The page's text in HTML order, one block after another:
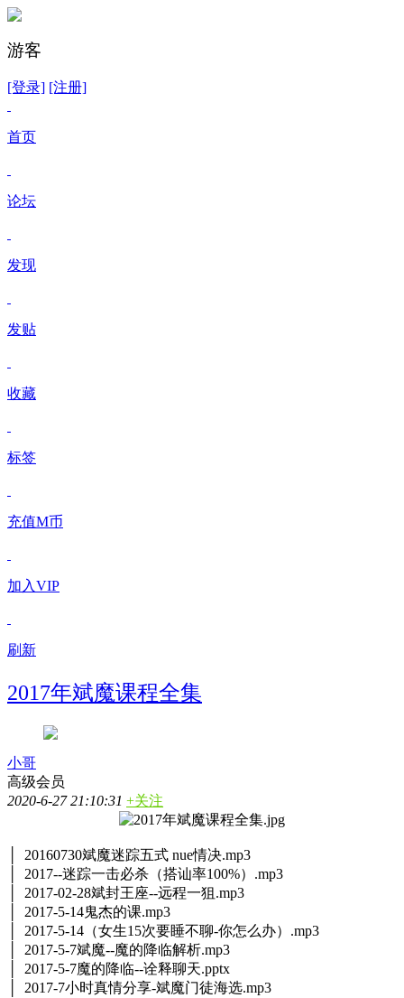
游客
[登录] [注册]
首页
论坛
发现
发贴
收藏
标签
充值M币
加入VIP
刷新
2017年斌魔课程全集
小哥
高级会员
2020-6-27 21:10:31 +关注
│ 20160730斌魔迷踪五式 nue情决.mp3
│ 2017--迷踪一击必杀（搭讪率100%）.mp3
│ 2017-02-28斌封王座--远程一狙.mp3
│ 2017-5-14鬼杰的课.mp3
│ 2017-5-14（女生15次要睡不聊-你怎么办）.mp3
│ 2017-5-7斌魔--魔的降临解析.mp3
│ 2017-5-7魔的降临--诠释聊天.pptx
│ 2017-7小时真情分享-斌魔门徒海选.mp3